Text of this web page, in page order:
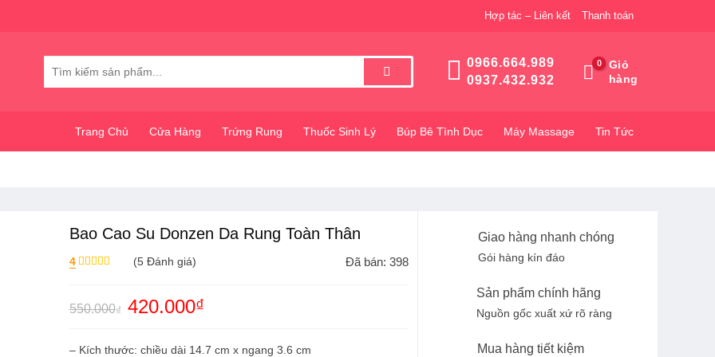
Hợp tác – Liên kết Thanh toán
kiếm:
0966.664.989
0937.432.932
Giỏ
hàng
Trang Chủ Cửa Hàng Trứng Rung Thuốc Sinh Lý Búp Bê Tình Dục Máy Massage Tin Tức
Giao hàng nhanh chóng
Gói hàng kín đáo
Sản phẩm chính hãng
Nguồn gốc xuất xứ rõ ràng
Mua hàng tiết kiệm
Bao Cao Su Donzen Da Rung Toàn Thân
4
sao
(5 Đánh giá) Đã bán: 398
550.000₫
Giá
gốc
420.000₫
420.000₫.
– Kích thước: chiều dài 14.7 cm x ngang 3.6 cm